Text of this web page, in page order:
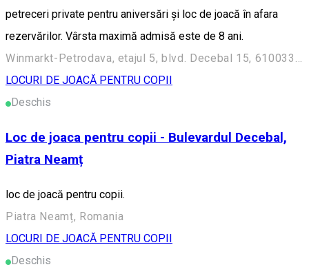
petreceri private pentru aniversări și loc de joacă în afara
rezervărilor. Vârsta maximă admisă este de 8 ani.
Winmarkt-Petrodava, etajul 5, blvd. Decebal 15, 610033, Piatra Neamt, Romania
LOCURI DE JOACĂ PENTRU COPII
Deschis
Loc de joaca pentru copii - Bulevardul Decebal,
Piatra Neamț
loc de joacă pentru copii.
Piatra Neamț, Romania
LOCURI DE JOACĂ PENTRU COPII
Deschis